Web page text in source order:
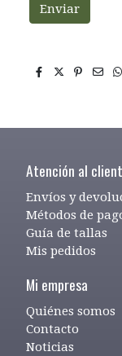
Enviar
Atención al
Envíos y
Métodos de
Guía de tallas
Mis pedidos
Mi empresa
Quiénes somos
Contacto
Noticias